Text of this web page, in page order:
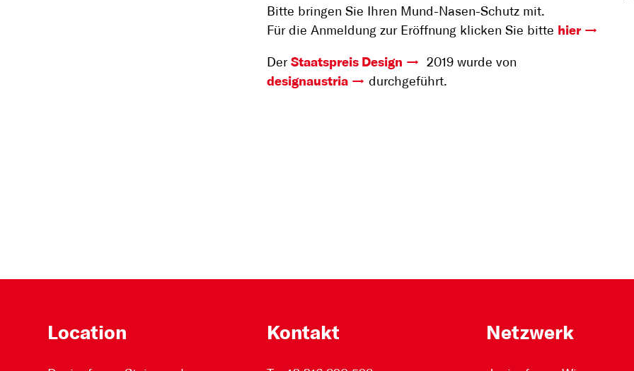
Bitte bringen Sie Ihren Mund-Nasen-Schutz mit.
Für die Anmeldung zur Eröffnung klicken Sie bitte hier
Der Staatspreis Design
2019 wurde von
designaustria
durchgeführt.
Location Kontakt Netzwerk